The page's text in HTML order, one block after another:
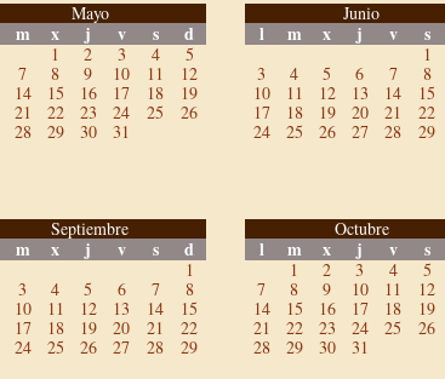
Mayo
m x j v s d
1 2 3 4
5
7 8 9 10 11
12
14 15 16 17 18
19
21 22 23 24 25
26
28 29 30 31
Junio
l m x j v s
1
3
4 5 6 7 8
10
11 12 13 14 15
17
18 19 20 21 22
24
25 26 27 28 29
Septiembre
m x j v s d
1
3 4 5 6 7
8
10 11 12 13 14
15
17 18 19 20 21
22
24 25 26 27 28
29
Octubre
l m x j v s
1 2 3 4 5
7
8 9 10 11 12
14
15 16 17 18 19
21
22 23 24 25 26
28
29 30 31